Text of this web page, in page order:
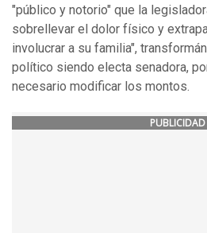
"público y notorio" que la
sobrellevar el dolor físico y
involucrar a su familia",
político siendo electa senadora,
necesario modificar los montos.
PUBLICIDAD